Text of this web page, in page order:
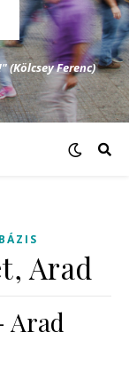
(Kölcsey Ferenc)
Arad
Arad